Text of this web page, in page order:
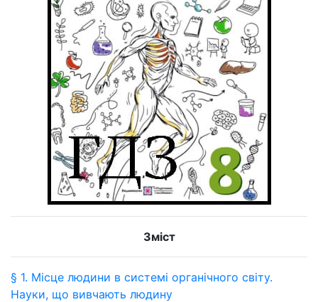
Зміст
§ 1. Місце людини в системі органічного світу.
Науки, що вивчають людину